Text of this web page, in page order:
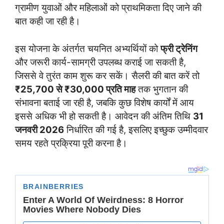
ग्रामीण युवाओं और महिलाओं को प्राथमिकता दिए जाने की
बात कही जा रही है।
इस योजना के अंतर्गत चयनित अभ्यर्थियों कोफ्री ट्रेनिंग
और जरूरी कार्य-सामग्री उपलब्ध कराई जा सकती है,
जिससे वे तुरंत काम शुरू कर सकें। सैलरी की बात करें तो
₹25,700 से ₹30,000 प्रति माहतक भुगतान की
संभावना बताई जा रही है, जबकि कुछ विशेष कार्यों में आय
इससे अधिक भी हो सकती है। आवेदन की अंतिम तिथि 31
जनवरी 2026निर्धारित की गई है, इसलिए इच्छुक उम्मीदवार
समय रहते प्रक्रिया पूरी करना है।